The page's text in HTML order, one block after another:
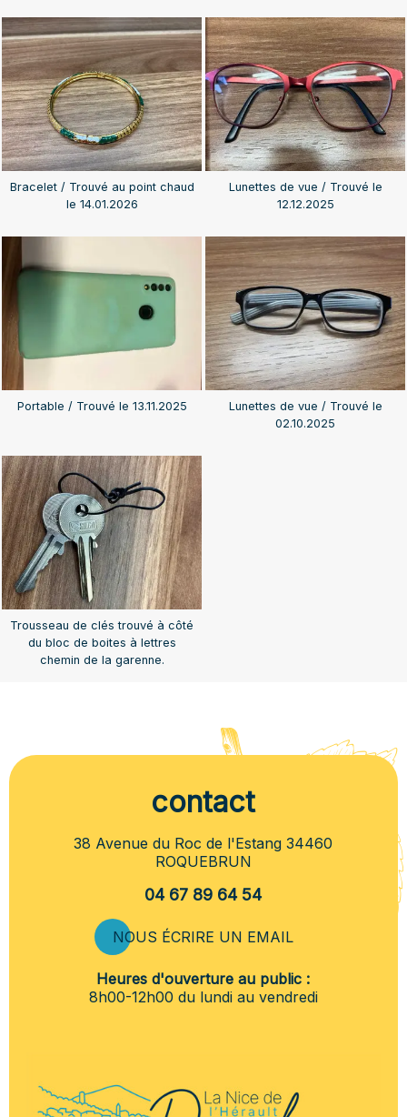
Bracelet / Trouvé au point chaud
le 14.01.2026
Lunettes de vue / Trouvé le
12.12.2025
Portable / Trouvé le 13.11.2025
Lunettes de vue / Trouvé le
02.10.2025
Trousseau de clés trouvé à côté
du bloc de boites à lettres
chemin de la garenne.
contact
38 Avenue du Roc de l'Estang 34460
ROQUEBRUN
04 67 89 64 54
NOUS ÉCRIRE UN EMAIL
Heures d'ouverture au public :
8h00-12h00 du lundi au vendredi